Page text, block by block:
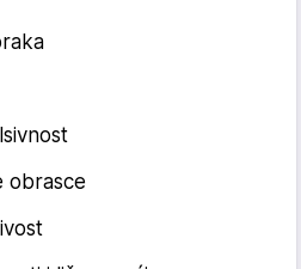
obrasce